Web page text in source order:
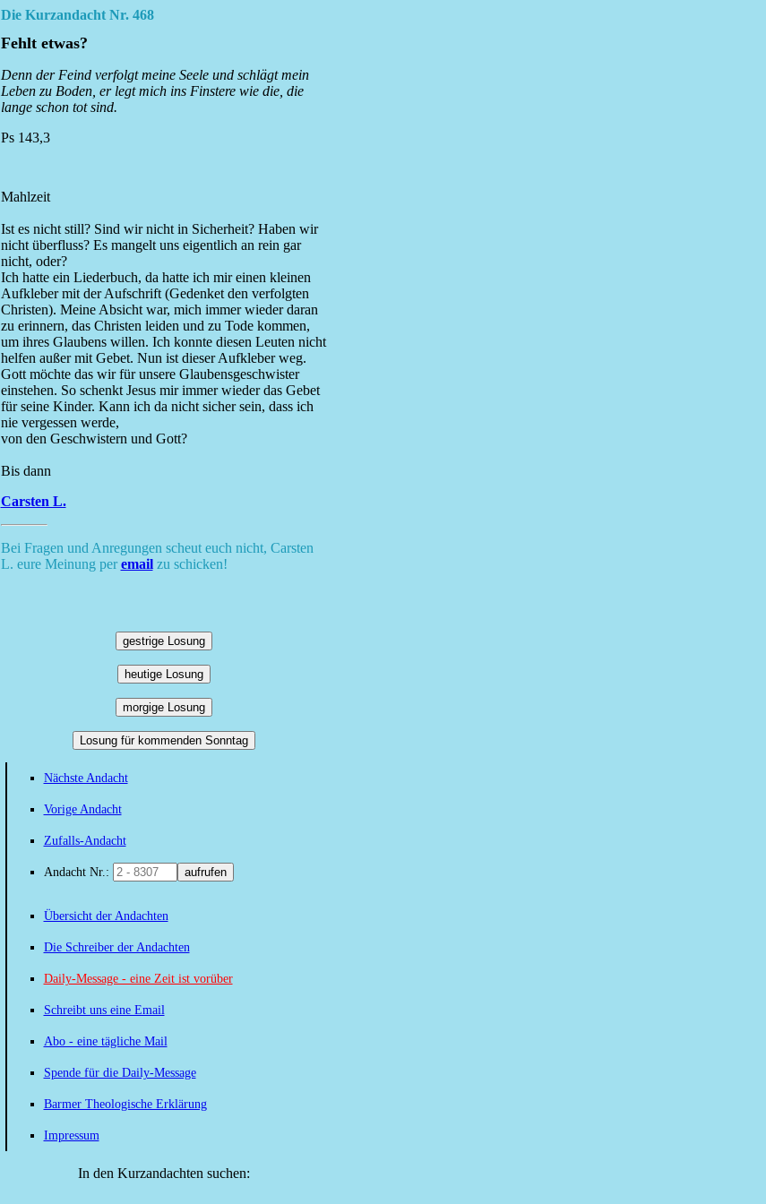
Die Kurzandacht Nr. 468
Fehlt etwas?
Denn der Feind verfolgt meine Seele und schlägt mein
Leben zu Boden, er legt mich ins Finstere wie die, die
lange schon tot sind.
Ps 143,3
Mahlzeit
Ist es nicht still? Sind wir nicht in Sicherheit? Haben wir
nicht überfluss? Es mangelt uns eigentlich an rein gar
nicht, oder?
Ich hatte ein Liederbuch, da hatte ich mir einen kleinen
Aufkleber mit der Aufschrift (Gedenket den verfolgten
Christen). Meine Absicht war, mich immer wieder daran
zu erinnern, das Christen leiden und zu Tode kommen,
um ihres Glaubens willen. Ich konnte diesen Leuten nicht
helfen außer mit Gebet. Nun ist dieser Aufkleber weg.
Gott möchte das wir für unsere Glaubensgeschwister
einstehen. So schenkt Jesus mir immer wieder das Gebet
für seine Kinder. Kann ich da nicht sicher sein, dass ich
nie vergessen werde,
von den Geschwistern und Gott?
Bis dann
Carsten L.
Bei Fragen und Anregungen scheut euch nicht, Carsten
L. eure Meinung peremailzu schicken!
gestrige Losung
heutige Losung
morgige Losung
Losung für kommenden Sonntag
Nächste Andacht
Vorige Andacht
Zufalls-Andacht
Andacht Nr.: aufrufen
Übersicht der Andachten
Die Schreiber der Andachten
Daily-Message - eine Zeit ist vorüber
Schreibt uns eine Email
Abo - eine tägliche Mail
Spende für die Daily-Message
Barmer Theologische Erklärung
Impressum
In den Kurzandachten suchen: